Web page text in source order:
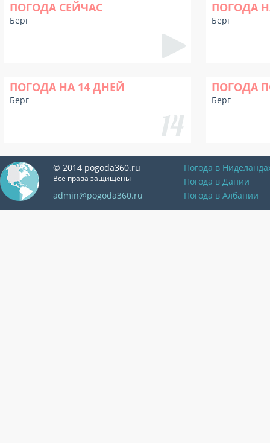
ПОГОДА СЕЙЧАС
Берг
ПОГОДА
Берг
ПОГОДА НА 14 ДНЕЙ
Берг
ПОГОДА
Берг
© 2014 pogoda360.ru
Все права защищены
admin@pogoda360.ru
Погода в
Погода в Дании
Погода в Албании